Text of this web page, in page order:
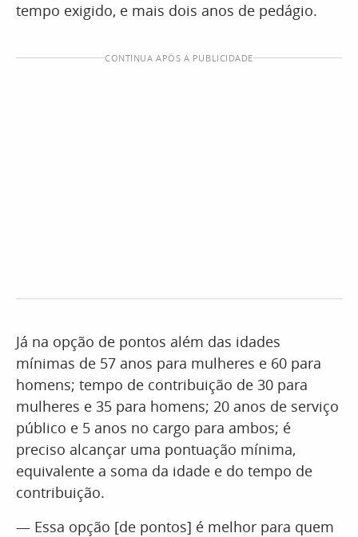
tempo exigido, e mais dois anos de pedágio.
CONTINUA APÓS A PUBLICIDADE
Já na opção de pontos além das idades
mínimas de 57 anos para mulheres e 60 para
homens; tempo de contribuição de 30 para
mulheres e 35 para homens; 20 anos de serviço
público e 5 anos no cargo para ambos; é
preciso alcançar uma pontuação mínima,
equivalente a soma da idade e do tempo de
contribuição.
— Essa opção [de pontos] é melhor para quem